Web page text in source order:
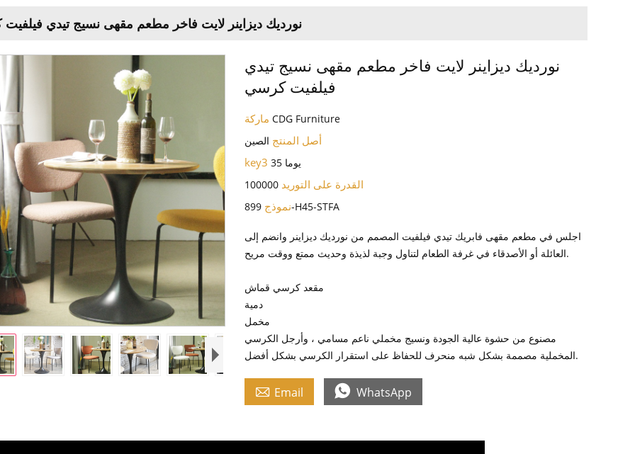
نورديك ديزاينر لايت فاخر مطعم مقهى نسيج تيدي
نورديك ديزاينر لايت فاخر مطعم مقهى نسيج تيدي
فيلفيت كرسي
ماركةCDG Furniture
أصل المنتج الصين
key3 35 يوما
القدرة على التوريد 100000
نموذج899-H45-STFA
اجلس في مطعم مقهى فابريك تيدي فيلفيت المصمم من نورديك ديزاينر وانضم إلى
العائلة أو الأصدقاء في غرفة الطعام لتناول وجبة لذيذة وحديث ممتع ووقت مريح.
مقعد كرسي قماش
دمية
مخمل
مصنوع من حشوة عالية الجودة ونسيج مخملي ناعم مسامي ، وأرجل الكرسي
المخملية مصممة بشكل شبه منحرف للحفاظ على استقرار الكرسي بشكل أفضل.
 Email  WhatsApp